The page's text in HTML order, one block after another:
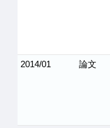
2014/01 論文